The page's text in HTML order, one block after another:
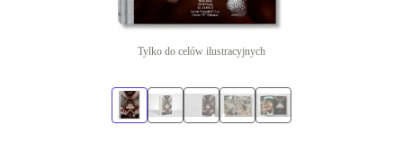
Tylko do celów ilustracyjnych